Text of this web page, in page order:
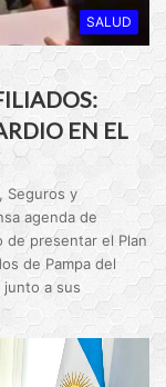
SALUD
EN EL
Seguros y
agenda de
presentar el Plan
de Pampa del
junto a sus